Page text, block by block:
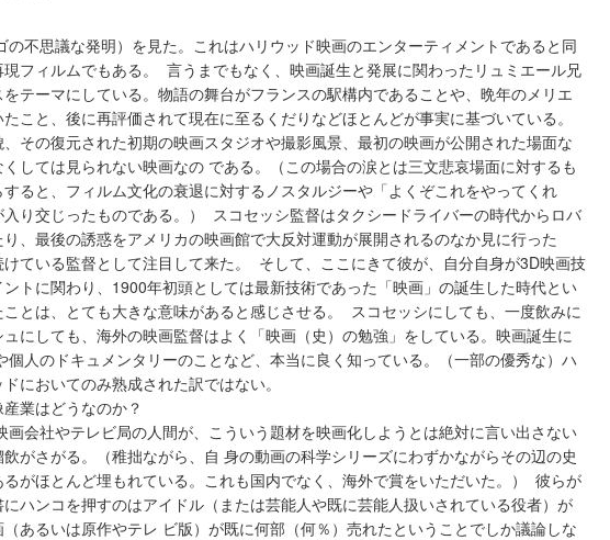
の不思議な発明）を見た。これはハリウッド映画のエンターティメントであると同
フィルムでもある。 言うまでもなく、映画誕生と発展に関わったリュミエール兄
テーマにしている。物語の舞台がフランスの駅構内であることや、晩年のメリエ
こと、後に再評価されて現在に至るくだりなどほとんどが事実に基づいている。
その復元された初期の映画スタジオや撮影風景、最初の映画が公開された場面な
しては見られない映画なの である。（この場合の涙とは三文悲哀場面に対するも
ると、フィルム文化の衰退に対するノスタルジーや「よくぞこれをやってくれ
り交じったものである。） スコセッシ監督はタクシードライバーの時代からロバ
、最後の誘惑をアメリカの映画館で大反対運動が展開されるのなか見に行った
けている監督として注目して来た。 そして、ここにきて彼が、自分自身が3D映画技
トに関わり、1900年初頭としては最新技術であった「映画」の誕生した時代とい
とは、とても大きな意味があると感じさせる。 スコセッシにしても、一度飲みに
にしても、海外の映画監督はよく「映画（史）の勉強」をしている。映画誕生に
個人のドキュメンタリーのことなど、本当に良く知っている。（一部の優秀な）ハ
においてのみ熟成された訳ではない。
業はどうなのか？
画会社やテレビ局の人間が、こういう題材を映画化しようとは絶対に言い出さない
がさがる。（稚拙ながら、自 身の動画の科学シリーズにわずかながらその辺の史
がほとんど埋もれている。これも国内でなく、海外で賞をいただいた。） 彼らが
ハンコを押すのはアイドル（または芸能人や既に芸能人扱いされている役者）が
あるいは原作やテレ ビ版）が既に何部（何％）売れたということでしか議論しな